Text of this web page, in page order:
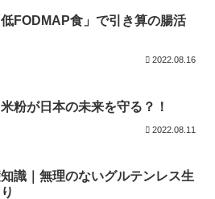
FODMAP食」で引き算の腸活
2022.08.16
粉が日本の未来を守る？！
2022.08.11
識｜無理のないグルテンレス生